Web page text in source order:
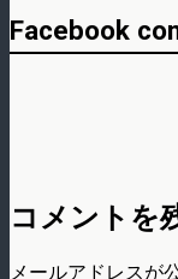
Facebook
コメントを
メールアドレスが